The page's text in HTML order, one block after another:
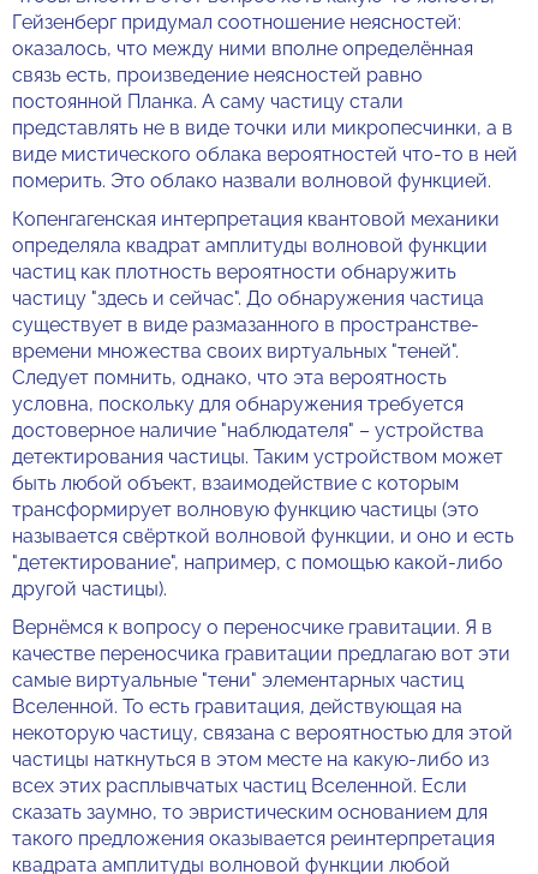
Гейзенберг придумал соотношение неясностей:
оказалось, что между ними вполне определённая
связь есть, произведение неясностей равно
постоянной Планка. А саму частицу стали
представлять не в виде точки или микропесчинки, а в
виде мистического облака вероятностей что-то в ней
померить. Это облако назвали волновой функцией.
Копенгагенская интерпретация квантовой механики
определяла квадрат амплитуды волновой функции
частиц как плотность вероятности обнаружить
частицу "здесь и сейчас". До обнаружения частица
существует в виде размазанного в пространстве-
времени множества своих виртуальных "теней".
Следует помнить, однако, что эта вероятность
условна, поскольку для обнаружения требуется
достоверное наличие "наблюдателя" – устройства
детектирования частицы. Таким устройством может
быть любой объект, взаимодействие с которым
трансформирует волновую функцию частицы (это
называется свёрткой волновой функции, и оно и есть
"детектирование", например, с помощью какой-либо
другой частицы).
Вернёмся к вопросу о переносчике гравитации. Я в
качестве переносчика гравитации предлагаю вот эти
самые виртуальные "тени" элементарных частиц
Вселенной. То есть гравитация, действующая на
некоторую частицу, связана с вероятностью для этой
частицы наткнуться в этом месте на какую-либо из
всех этих расплывчатых частиц Вселенной. Если
сказать заумно, то эвристическим основанием для
такого предложения оказывается реинтерпретация
квадрата амплитуды волновой функции любой